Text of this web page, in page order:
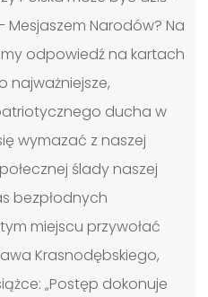
narzędzi
Mesjaszem Narodów? Na
odpowiedź na kartach
najważniejsze,
ducha w
wymazać z naszej
ślady naszej
bezpłodnych
miejscu przywołać
Krasnodębskiego,
„Postęp dokonuje